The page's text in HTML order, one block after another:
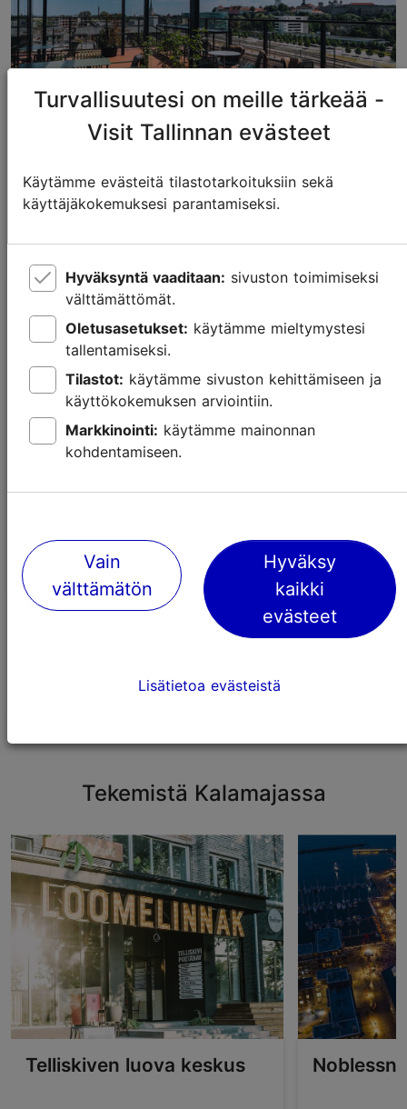
Ravintolat, baarit ja kahvilat
Kalamajassa
Top 10: Tallinn Cardin ilmaiset
Tekemistä Kalamajassa
Telliskiven luova keskus
Turvallisuutesi on meille tärkeää -
Visit Tallinnan evästeet
Käytämme evästeitä tilastotarkoituksiin sekä
käyttäjäkokemuksesi parantamiseksi.
Hyväksyntä vaaditaan:
välttämättömät.
Oletusasetukset:
tallentamiseksi.
Tilastot:
käyttökokemuksen arviointiin.
Markkinointi:
kohdentamiseen.
Vain
välttämätön
Hyväksy
kaikki
evästeet
Lisätietoa evästeistä